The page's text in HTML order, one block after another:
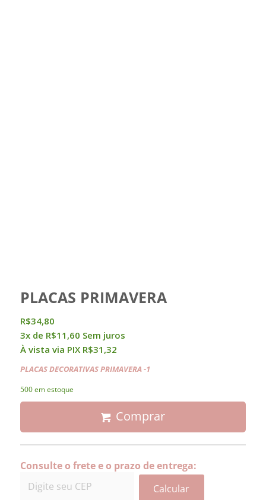
PLACAS PRIMAVERA
R$34,80
3x de R$11,60 Sem juros
À vista via PIX R$31,32
PLACAS DECORATIVAS PRIMAVERA -1
500 em estoque
Comprar
Consulte o frete e o prazo de entrega:
Calcular